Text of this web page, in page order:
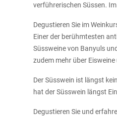
verführerischen Süssen.
Degustieren Sie im
Einer der berühmtesten
Süssweine von Banyuls
zudem mehr über
Der Süsswein ist längst
hat der Süsswein längst
Degustieren Sie und